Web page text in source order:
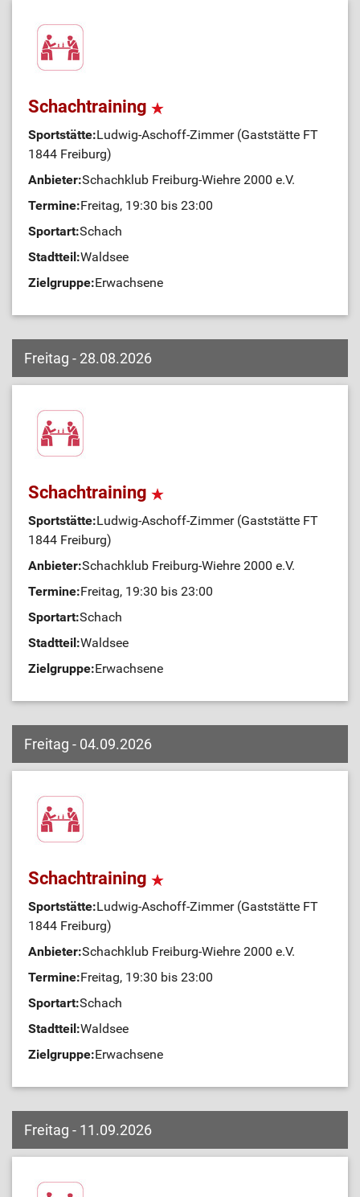
Schachtraining
Sportstätte:Ludwig-Aschoff-Zimmer (Gaststätte FT
1844 Freiburg)
Anbieter:Schachklub Freiburg-Wiehre 2000 e.V.
Termine:Freitag, 19:30 bis 23:00
Sportart:Schach
Stadtteil:Waldsee
Zielgruppe:Erwachsene
Freitag - 28.08.2026
Schachtraining
Sportstätte:Ludwig-Aschoff-Zimmer (Gaststätte FT
1844 Freiburg)
Anbieter:Schachklub Freiburg-Wiehre 2000 e.V.
Termine:Freitag, 19:30 bis 23:00
Sportart:Schach
Stadtteil:Waldsee
Zielgruppe:Erwachsene
Freitag - 04.09.2026
Schachtraining
Sportstätte:Ludwig-Aschoff-Zimmer (Gaststätte FT
1844 Freiburg)
Anbieter:Schachklub Freiburg-Wiehre 2000 e.V.
Termine:Freitag, 19:30 bis 23:00
Sportart:Schach
Stadtteil:Waldsee
Zielgruppe:Erwachsene
Freitag - 11.09.2026